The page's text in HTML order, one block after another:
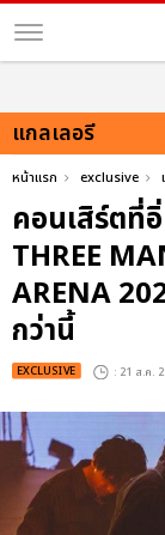
แกลเลอรี
หน้าแรก exclusive
คอนเสิร์ตที่
THREE
ARENA
กว่านี้
EXCLUSIVE : 21 ส.ค.